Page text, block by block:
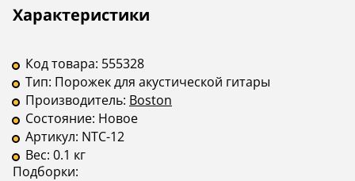
Описание
Характеристики
Инструкции
Код товара: 555328
Тип: Порожек для акустической гитары
Производитель: Boston
Состояние: Новое
Артикул: NTC-12
Вес: 0.1 кг
Подборки: